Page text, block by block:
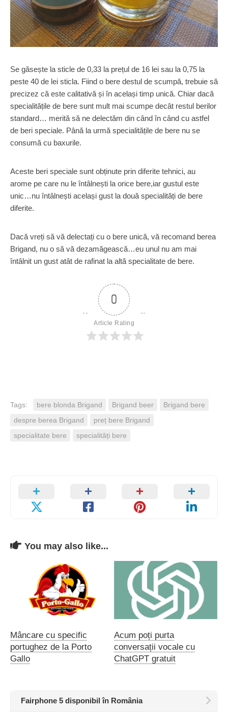
Se găsește la sticle de 0,33 la prețul de 16 lei sau la 0,75 la
peste 40 de lei sticla. Fiind o bere destul de scumpă, trebuie să
precizez că este calitativă și în același timp unică. Chiar dacă
specialitățile de bere sunt mult mai scumpe decât restul berilor
standard… merită să ne delectăm din când în când cu astfel
de beri speciale. Până la urmă specialitățile de bere nu se
consumă cu baxurile.
Aceste beri speciale sunt obținute prin diferite tehnici, au
arome pe care nu le întâlnești la orice bere,iar gustul este
unic…nu întâlnești același gust la două specialități de bere
diferite.
Dacă vreți să vă delectați cu o bere unică, vă recomand berea
Brigand, nu o să vă dezamăgească…eu unul nu am mai
întâlnit un gust atât de rafinat la altă specialitate de bere.
0
Article Rating
Tags: bere blonda Brigand Brigand beer
Brigand bere
despre berea Brigand
preț bere Brigand
specialitate bere
specialități bere
You may also like...
Mâncare cu specific
portughez de la Porto
Gallo
Acum poți purta
conversații vocale cu
ChatGPT gratuit
Fairphone 5 disponibil în România